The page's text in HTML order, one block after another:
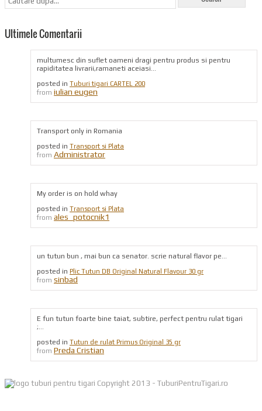
Ultimele Comentarii
multumesc din suflet oameni dragi pentru produs si pentru
rapiditatea livrarii,ramaneti aceiasi...
posted in Tuburi tigari CARTEL 200
from iulian eugen
Transport only in Romania
posted in Transport si Plata
from Administrator
My order is on hold whay
posted in Transport si Plata
from ales_potocnik1
un tutun bun , mai bun ca senator. scrie natural flavor pe...
posted in Plic Tutun DB Original Natural Flavour 30 gr
from sinbad
E fun tutun foarte bine taiat, subtire, perfect pentru rulat tigari
;...
posted in Tutun de rulat Primus Original 35 gr
from Preda Cristian
Copyright 2013 - TuburiPentruTigari.ro